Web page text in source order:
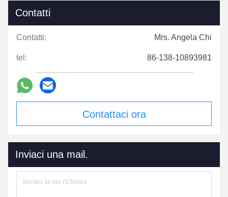
Contatti
Contatti: Mrs. Angela Chi
tel: 86-138-10893981
Contattaci ora
Inviaci una mail.